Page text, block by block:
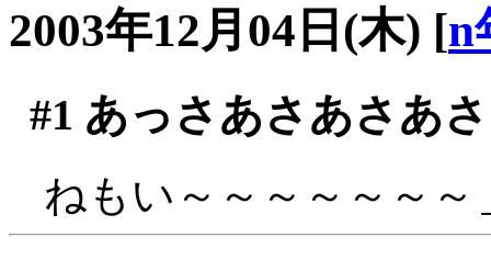
2003年12月04日(木) [n
#1 あっさあさあさあ
ねもい～～～～～～～